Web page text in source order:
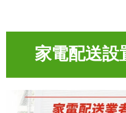
家電配送設